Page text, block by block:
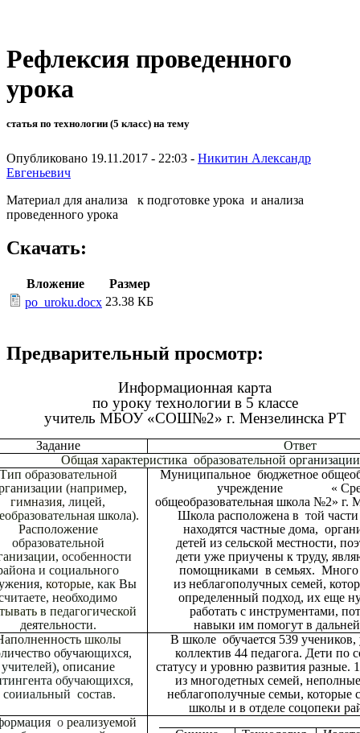
Рефлексия проведенного
урока
статья по технологии (5 класс) на тему
Опубликовано 19.11.2017 - 22:03 - Никитин Александр
Евгеньевич
Материал для анализа к подготовке урока и анализа
проведенного урока
Скачать:
Вложение
Размер
po_uroku.docx 23.38 КБ
Предварительный просмотр:
Информационная карта
по уроку технологии в 5 классе
учитель МБОУ «СОШ№2» г. Мензелинска РТ
Задание
Ответ
Общаяхарактеристикаобразовательнойорганизации
образовательной
(например,
гимназия,лицей,
школа).
Расположение
образовательной
особенности
исоциального
которые,какВы
необходимо
впедагогической
деятельности.
Муниципальное бюджетное
учреждение «
общеобразовательная школа №2» г.
Школа расположена в той части
находятся частные дома,
детей из сельской местности,
дети уже приучены к труду,
помощниками в семьях. Много
из неблагополучных семей,
определенный подход, их еще
работать с инструментами,
навыки им помогут в
школы
обучающихся,
учителей), описание
обучающихся,
соииальныйсостав.
В школе обучается 539 учеников,
коллектив 44 педагога. Дети по
статусу и уровню развития разные.
из многодетных семей,
неблагополучные семьи, которые
школы и в отделе соцопеки
ореализуемой